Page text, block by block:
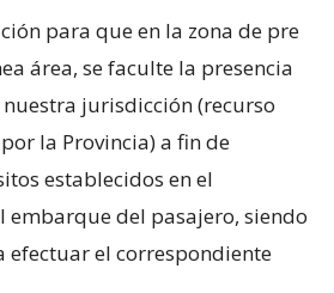
para que en la zona de pre
área, se faculte la presencia
jurisdicción (recurso
la Provincia) a fin de
establecidos en el
embarque del pasajero, siendo
efectuar el correspondiente